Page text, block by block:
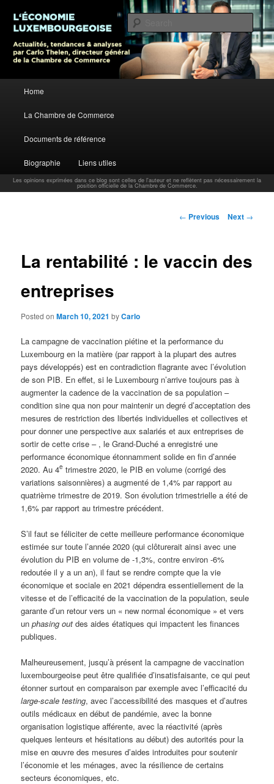
Carlo Thelen Blog
L’économie luxembourgeoise : Actualités, tendances et analyses par Carlo
Thelen, Directeur Général, Chambre de Commerce
Skip to primary content
Home
La Chambre de Commerce
Documents de référence
Biographie Liens utiles
Les opinions exprimées dans ce blog sont celles de l'auteur et ne reflètent pas nécessairement la
position officielle de la Chambre de Commerce.
Post navigation
← Previous Next →
La rentabilité : le vaccin des
entreprises
Posted onMarch 10, 2021 byCarlo
La campagne de vaccination piétine et la performance du
Luxembourg en la matière (par rapport à la plupart des autres
pays développés) est en contradiction flagrante avec l’évolution
de son PIB. En effet, si le Luxembourg n’arrive toujours pas à
augmenter la cadence de la vaccination de sa population –
condition sine qua non pour maintenir un degré d’acceptation des
mesures de restriction des libertés individuelles et collectives et
pour donner une perspective aux salariés et aux entreprises de
sortir de cette crise – , le Grand-Duché a enregistré une
performance économique étonnamment solide en fin d’année
2020. Au 4e trimestre 2020, le PIB en volume (corrigé des
variations saisonnières) a augmenté de 1,4% par rapport au
quatrième trimestre de 2019. Son évolution trimestrielle a été de
1,6% par rapport au trimestre précédent.
S’il faut se féliciter de cette meilleure performance économique
estimée sur toute l’année 2020 (qui clôturerait ainsi avec une
évolution du PIB en volume de -1,3%, contre environ -6%
redoutée il y a un an), il faut se rendre compte que la vie
économique et sociale en 2021 dépendra essentiellement de la
vitesse et de l’efficacité de la vaccination de la population, seule
garante d’un retour vers un « new normal économique » et vers
unphasing out des aides étatiques qui impactent les finances
publiques.
Malheureusement, jusqu’à présent la campagne de vaccination
luxembourgeoise peut être qualifiée d’insatisfaisante, ce qui peut
étonner surtout en comparaison par exemple avec l’efficacité du
large-scale testing, avec l’accessibilité des masques et d’autres
outils médicaux en début de pandémie, avec la bonne
organisation logistique afférente, avec la réactivité (après
quelques lenteurs et hésitations au début) des autorités pour la
mise en œuvre des mesures d’aides introduites pour soutenir
l’économie et les ménages, avec la résilience de certains
secteurs économiques, etc.